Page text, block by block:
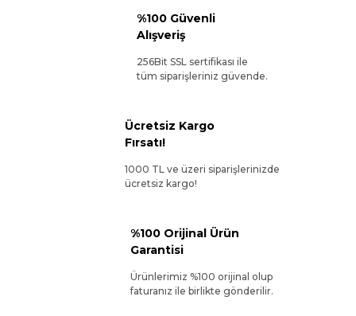
%100 Güvenli
Alışveriş
256Bit SSL sertifikası ile
tüm siparişleriniz güvende.
Ücretsiz Kargo
Fırsatı!
1000 TL ve üzeri siparişlerinizde
ücretsiz kargo!
%100 Orijinal Ürün
Garantisi
Ürünlerimiz %100 orijinal olup
faturanız ile birlikte gönderilir.